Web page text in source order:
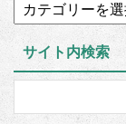
サイト内検索